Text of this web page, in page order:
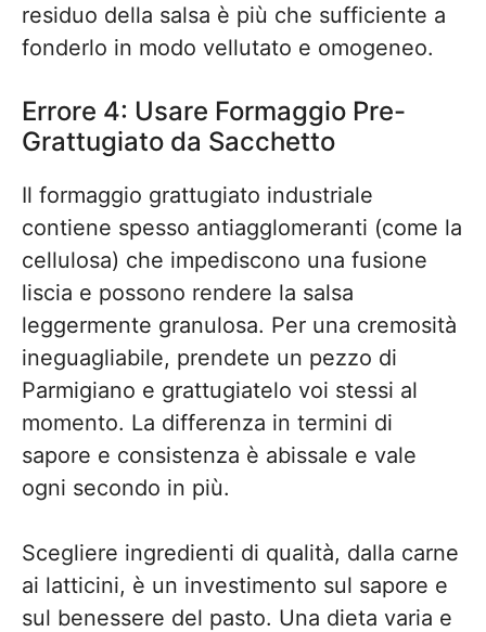
residuo della salsa è più che sufficiente a
fonderlo in modo vellutato e omogeneo.
Errore 4: Usare Formaggio Pre-
Grattugiato da Sacchetto
Il formaggio grattugiato industriale
contiene spesso antiagglomeranti (come la
cellulosa) che impediscono una fusione
liscia e possono rendere la salsa
leggermente granulosa. Per una cremosità
ineguagliabile, prendete un pezzo di
Parmigiano e grattugiatelo voi stessi al
momento. La differenza in termini di
sapore e consistenza è abissale e vale
ogni secondo in più.
Scegliere ingredienti di qualità, dalla carne
ai latticini, è un investimento sul sapore e
sul benessere del pasto. Una dieta varia e